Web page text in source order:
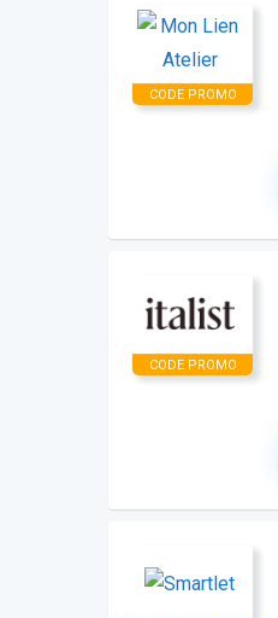
CODE PROMO
CODE PROMO